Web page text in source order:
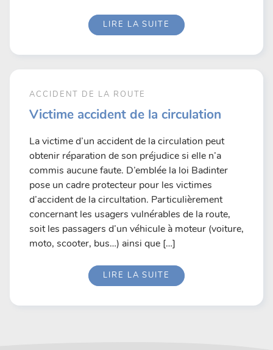
LIRE LA SUITE
ACCIDENT DE LA ROUTE
Victime accident de la circulation
La victime d’un accident de la circulation peut
obtenir réparation de son préjudice si elle n’a
commis aucune faute. D’emblée la loi Badinter
pose un cadre protecteur pour les victimes
d’accident de la circultation. Particulièrement
concernant les usagers vulnérables de la route,
soit les passagers d’un véhicule à moteur (voiture,
moto, scooter, bus…) ainsi que […]
LIRE LA SUITE